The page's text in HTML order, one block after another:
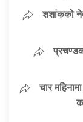
शशांकको
चार